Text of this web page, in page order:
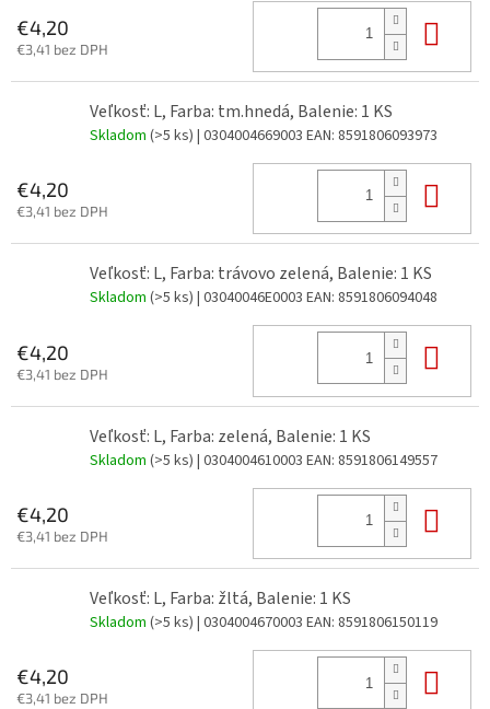
€4,20
€3,41 bez DPH
Veľkosť: L, Farba: tm.hnedá, Balenie: 1 KS
Skladom (>5 ks) | 0304004669003 EAN: 8591806093973
€4,20
€3,41 bez DPH
Veľkosť: L, Farba: trávovo zelená, Balenie: 1 KS
Skladom (>5 ks) | 03040046E0003 EAN: 8591806094048
€4,20
€3,41 bez DPH
Veľkosť: L, Farba: zelená, Balenie: 1 KS
Skladom (>5 ks) | 0304004610003 EAN: 8591806149557
€4,20
€3,41 bez DPH
Veľkosť: L, Farba: žltá, Balenie: 1 KS
Skladom (>5 ks) | 0304004670003 EAN: 8591806150119
€4,20
€3,41 bez DPH